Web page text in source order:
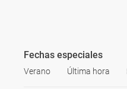
Fechas especiales
Verano Última hora